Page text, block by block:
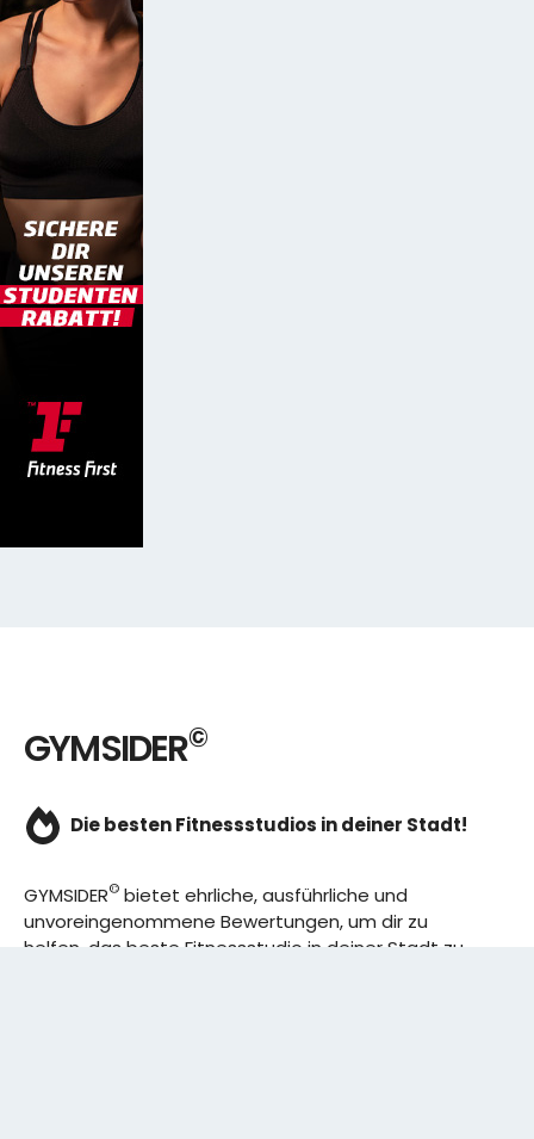
GYMSIDER©
Die besten Fitnessstudios in deiner Stadt!
GYMSIDER© bietet ehrliche, ausführliche und
unvoreingenommene Bewertungen, um dir zu
helfen, das beste Fitnessstudio in deiner Stadt zu